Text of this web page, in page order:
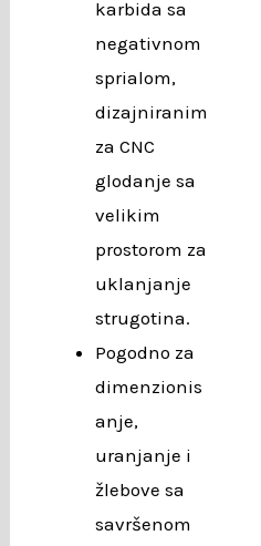
karbida sa
negativnom
sprialom,
dizajniranim
za CNC
glodanje sa
velikim
prostorom za
uklanjanje
strugotina.
Pogodno za
dimenzionis
anje,
uranjanje i
žlebove sa
savršenom